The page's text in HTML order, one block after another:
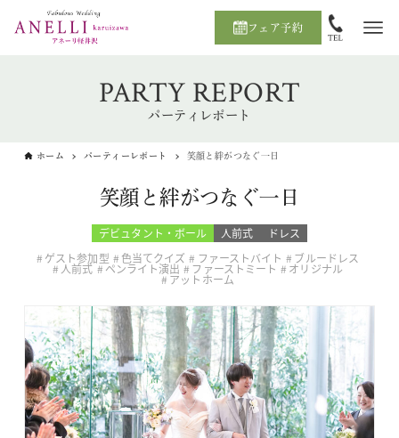
フェア予約
PARTY REPORT
パーティレポート
ホーム パーティーレポート 笑顔と絆がつなぐ一日
笑顔と絆がつなぐ一日
デビュタント・ボール 人前式
ドレス
ゲスト参加型
色当てクイズ ファーストバイト ブルードレス
人前式 ペンライト演出 ファーストミート オリジナル
アットホーム